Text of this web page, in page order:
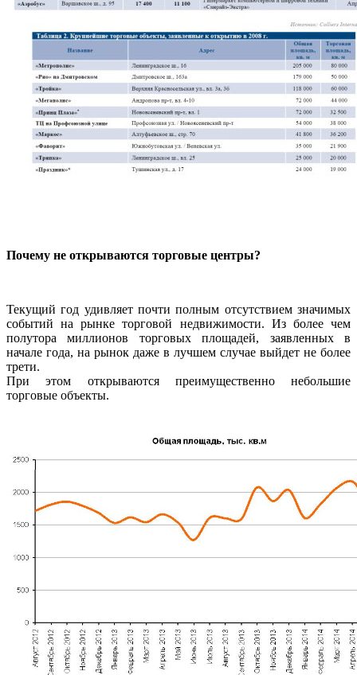
Почему не открываются торговые центры?
Текущий год удивляет почти полным отсутствием значимых
событий на рынке торговой недвижимости. Из более чем
полутора миллионов торговых площадей, заявленных в
начале года, на рынок даже в лучшем случае выйдет не более
трети.
При этом открываются преимущественно небольшие
торговые объекты.